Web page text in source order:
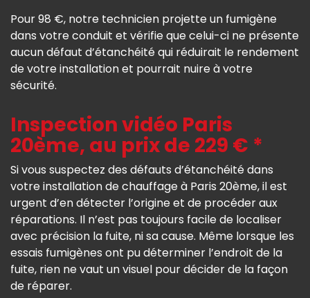
Pour 98 €, notre technicien projette un fumigène
dans votre conduit et vérifie que celui-ci ne présente
aucun défaut d’étanchéité qui réduirait le rendement
de votre installation et pourrait nuire à votre
sécurité.
Inspection vidéo Paris
20ème, au prix de 229 € *
Si vous suspectez des défauts d’étanchéité dans
votre installation de chauffage à Paris 20ème, il est
urgent d’en détecter l’origine et de procéder aux
réparations. Il n’est pas toujours facile de localiser
avec précision la fuite, ni sa cause. Même lorsque les
essais fumigènes ont pu déterminer l’endroit de la
fuite, rien ne vaut un visuel pour décider de la façon
de réparer.